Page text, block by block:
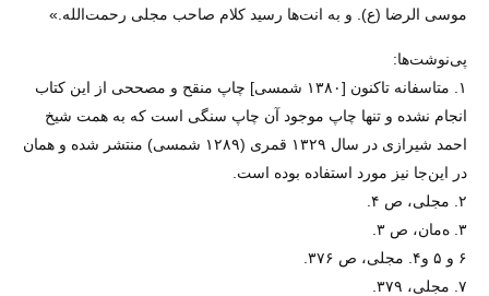
موسی الرضا (ع). و به انت‌ها رسید کلام صاحب مجلی رحمت‌الله.»
پی‌نوشت‌ها:
۱. متاسفانه تاکنون [۱۳۸۰ شمسی] چاپ منقح و مصححی از این کتاب
انجام نشده و تنها چاپ موجود آن چاپ سنگی است که به همت شیخ
احمد شیرازی در سال ۱۳۲۹ قمری (۱۲۸۹ شمسی) منتشر شده و‌‌ همان
در این‌جا نیز مورد استفاده بوده است.
۲. مجلی، ص ۴.
۳. ه‌مان، ص ۳.
۶ و ۵ و۴. مجلی، ص ۳۷۶.
۷. مجلی، ۳۷۹.